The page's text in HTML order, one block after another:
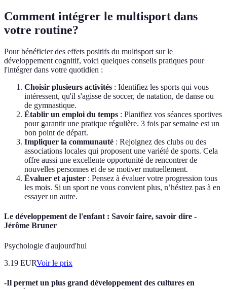
Comment intégrer le multisport dans
votre routine?
Pour bénéficier des effets positifs du multisport sur le
développement cognitif, voici quelques conseils pratiques pour
l'intégrer dans votre quotidien :
Choisir plusieurs activités : Identifiez les sports qui vous
intéressent, qu'il s'agisse de soccer, de natation, de danse ou
de gymnastique.
Établir un emploi du temps : Planifiez vos séances sportives
pour garantir une pratique régulière. 3 fois par semaine est un
bon point de départ.
Impliquer la communauté : Rejoignez des clubs ou des
associations locales qui proposent une variété de sports. Cela
offre aussi une excellente opportunité de rencontrer de
nouvelles personnes et de se motiver mutuellement.
Évaluer et ajuster : Pensez à évaluer votre progression tous
les mois. Si un sport ne vous convient plus, n’hésitez pas à en
essayer un autre.
Le développement de l'enfant : Savoir faire, savoir dire -
Jérôme Bruner
Psychologie d'aujourd'hui
3.19 EURVoir le prix
-Il permet un plus grand développement des cultures en